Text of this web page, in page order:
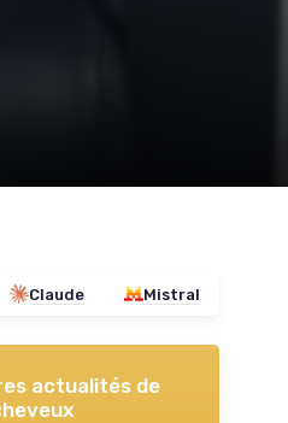
Claude Mistral
actualités de